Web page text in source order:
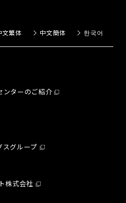
文繁体 中文簡体 한국어
ンターのご紹介
スグループ
株式会社